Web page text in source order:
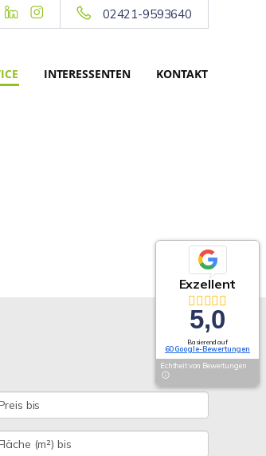
02421-9593640
INTERESSENTEN KONTAKT
Exzellent
5,0
Basierend auf
60 Google-Bewertungen
Echtheit von Bewertungen